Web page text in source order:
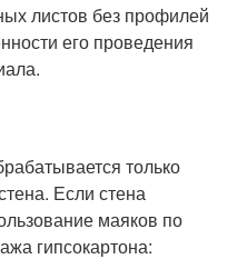
листов без профилей
его проведения
только
Если стена
маяков по
гипсокартона: